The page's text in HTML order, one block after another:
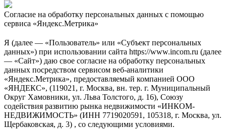
Согласие на обработку персональных данных с помощью
сервиса «Яндекс.Метрика»
Я (далее — «Пользователь» или «Субъект персональных
данных») при использовании сайта https://www.incom.ru (далее
— «Сайт») даю свое согласие на обработку персональных
данных посредством сервисом веб-аналитики
«Яндекс.Метрика», предоставляемый компанией ООО
«ЯНДЕКС», (119021, г. Москва, вн. тер. г. Муниципальный
Округ Хамовники, ул. Льва Толстого, д. 16), Союзу
содействия развитию рынка недвижимости «ИНКОМ-
НЕДВИЖИМОСТЬ» (ИНН 7719020591, 105318, г. Москва, ул.
Щербаковская, д. 3) , со следующими условиями.